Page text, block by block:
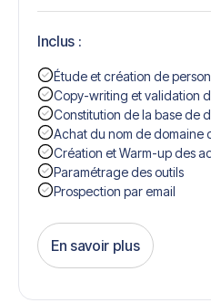
Inclus :
Étude et création de
Copy-writing et validation
Constitution de la base de
Achat du nom de domaine
Création et Warm-up des
Paramétrage des outils
Prospection par email
En savoir plus
Get Started